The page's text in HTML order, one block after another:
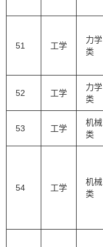
51 工学
力学
类
52 工学
力学
类
53 工学
机械
类
54 工学
机械
类